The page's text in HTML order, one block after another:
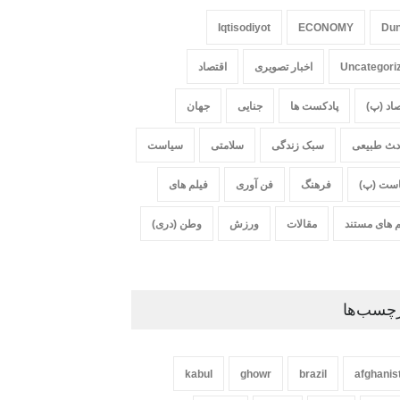
ECONOMY
Iqtisodiyot
اخبار تصویری اقتصاد
(پ) پادکست ها جنایی جهان
طبیعی سبک زندگی سلامتی سیاست
(پ) فرهنگ فن آوری فیلم های
های مستند مقالات ورزش وطن (دری)
brazil
ghowr
kabul